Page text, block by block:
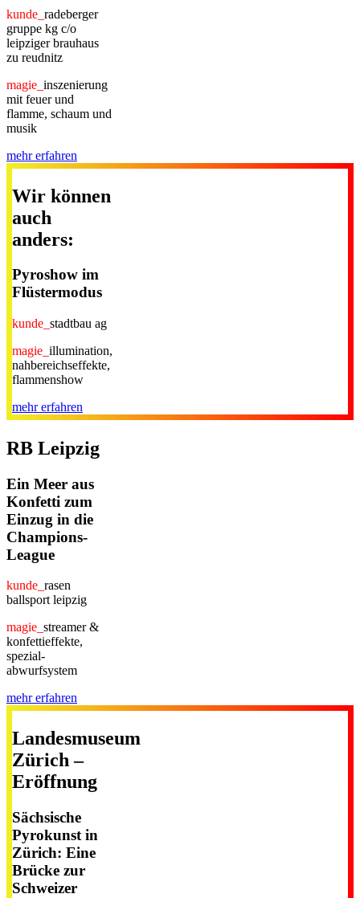
kunde_ radeberger
gruppe kg c/o
leipziger brauhaus
zu reudnitz
magie_ inszenierung
mit feuer und
flamme, schaum und
musik
mehr erfahren
Wir können
auch
anders:
Pyroshow im
Flüstermodus
kunde_ stadtbau ag
magie_ illumination,
nahbereichseffekte,
flammenshow
mehr erfahren
RB Leipzig
Ein Meer aus
Konfetti zum
Einzug in die
Champions-
League
kunde_ rasen
ballsport leipzig
magie_ streamer &
konfettieffekte,
spezial-
abwurfsystem
mehr erfahren
Landesmuseum
Zürich –
Eröffnung
Sächsische
Pyrokunst in
Zürich: Eine
Brücke zur
Schweizer